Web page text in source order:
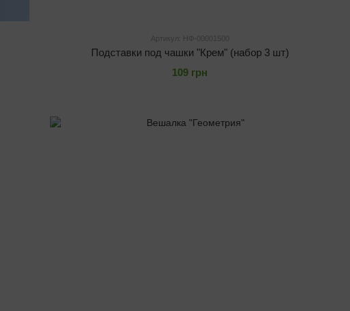
Артикул: НФ-00001500
Подставки под чашки "Крем" (набор 3 шт)
109 грн